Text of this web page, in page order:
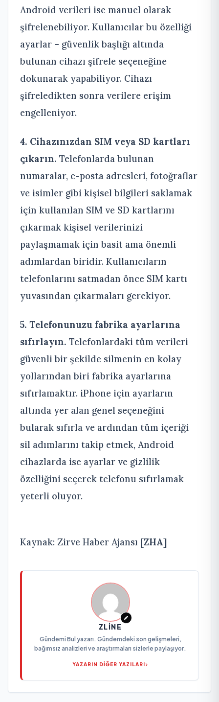
Android verileri ise manuel olarak
şifrelenebiliyor. Kullanıcılar bu özelliği
ayarlar – güvenlik başlığı altında
bulunan cihazı şifrele seçeneğine
dokunarak yapabiliyor. Cihazı
şifreledikten sonra verilere erişim
engelleniyor.
4. Cihazınızdan SIM veya SD kartları
çıkarın. Telefonlarda bulunan
numaralar, e-posta adresleri, fotoğraflar
ve isimler gibi kişisel bilgileri saklamak
için kullanılan SIM ve SD kartlarını
çıkarmak kişisel verilerinizi
paylaşmamak için basit ama önemli
adımlardan biridir. Kullanıcıların
telefonlarını satmadan önce SIM kartı
yuvasından çıkarmaları gerekiyor.
5. Telefonunuzu fabrika ayarlarına
sıfırlayın. Telefonlardaki tüm verileri
güvenli bir şekilde silmenin en kolay
yollarından biri fabrika ayarlarına
sıfırlamaktır. iPhone için ayarların
altında yer alan genel seçeneğini
bularak sıfırla ve ardından tüm içeriği
sil adımlarını takip etmek, Android
cihazlarda ise ayarlar ve gizlilik
özelliğini seçerek telefonu sıfırlamak
yeterli oluyor.
Kaynak: Zirve Haber Ajansı [ZHA]
ZLINE
Gündemi Bul yazarı. Gündemdeki son gelişmeleri,
bağımsız analizleri ve araştırmaları sizlerle paylaşıyor.
YAZARIN DİĞER YAZILARI